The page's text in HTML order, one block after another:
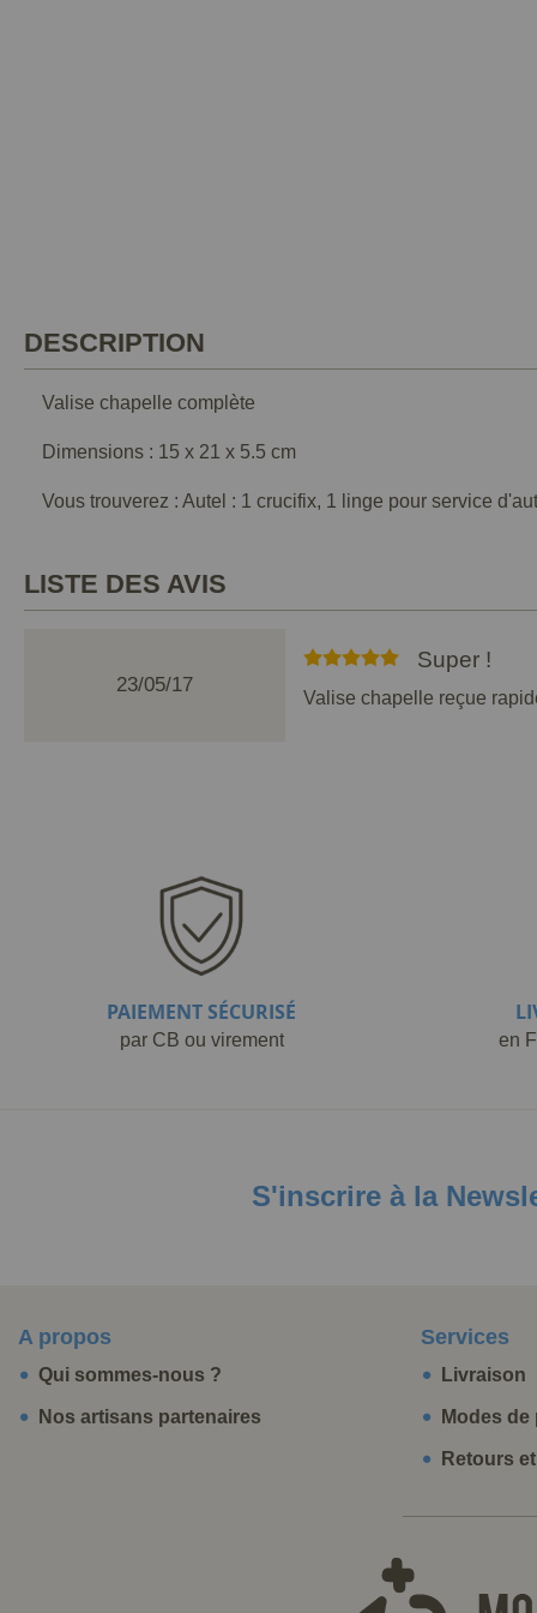
DESCRIPTION
Valise chapelle complète
Dimensions : 15 x 21 x 5.5 cm
Vous trouverez : Autel : 1 crucifix, 1 linge pour service
LISTE DES AVIS
23/05/17
Super !
Valise chapelle reçue
PAIEMENT SÉCURISÉ
par CB ou virement en
S'inscrire à la
A propos
Qui sommes-nous ?
Nos artisans partenaires
Services
Livraison
Modes de
Retours